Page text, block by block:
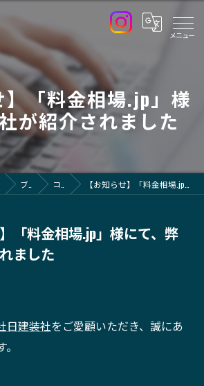
】「料金相場.jp」様
が紹介されました
ブログ コラム 【お知らせ】「料金相場.jp」様にて、弊社が紹介されました
】「料金相場.jp」様にて、弊
ました
日建装社をご愛顧いただき、誠にあ